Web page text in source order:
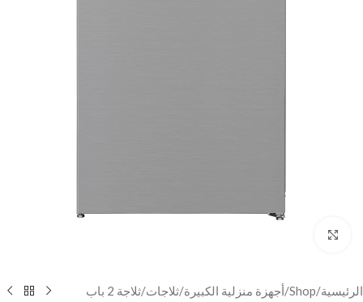
الرئيسية/
Shop
/أجهزة منزلية الكبيرة/ثلاجات/ثلاجة 2 باب